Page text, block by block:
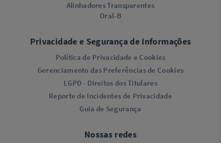
Alinhadores Transparentes
Oral-B
Privacidade e Segurança de Informações
Política de Privacidade e Cookies
Gerenciamento das Preferências de Cookies
LGPD - Direitos dos Titulares
Reporte de Incidentes de Privacidade
Guia de Segurança
Nossas redes